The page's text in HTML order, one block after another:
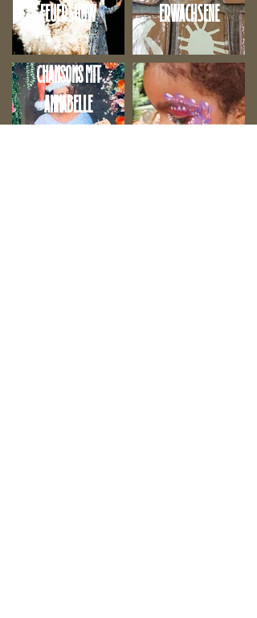
FEUERSHOW
ERWACHSENE
Chansons mit
Annabelle